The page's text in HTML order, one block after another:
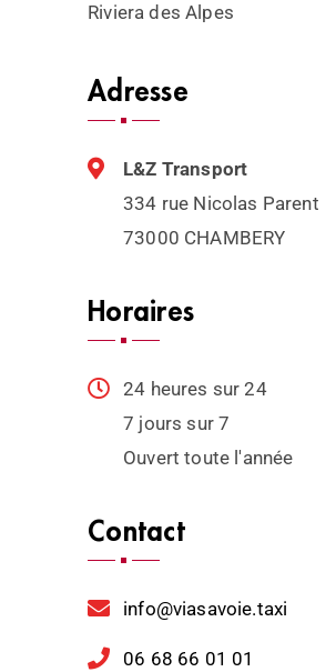
Riviera des Alpes
Adresse
L&Z Transport
334 rue Nicolas Parent
73000 CHAMBERY
Horaires
24 heures sur 24
7 jours sur 7
Ouvert toute l'année
Contact
info@viasavoie.taxi
06 68 66 01 01